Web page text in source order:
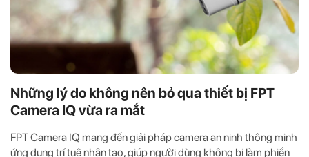
Những lý do không nên bỏ qua thiết bị FPT
Camera IQ vừa ra mắt
FPT Camera IQ mang đến giải pháp camera an ninh thông minh
ứng dụng trí tuệ nhân tạo, giúp người dùng không bị làm phiền